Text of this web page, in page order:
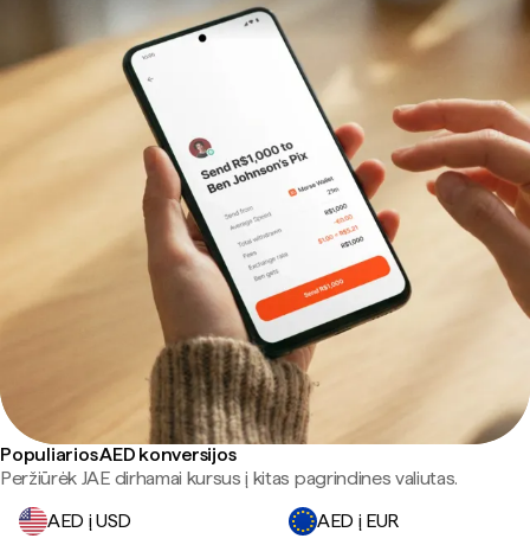
Populiarios AED konversijos
Peržiūrėk JAE dirhamai kursus į kitas pagrindines valiutas.
AED į USD
AED į EUR